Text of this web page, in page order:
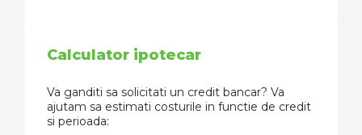
Calculator ipotecar
Va ganditi sa solicitati un credit bancar? Va
ajutam sa estimati costurile in functie de credit
si perioada: